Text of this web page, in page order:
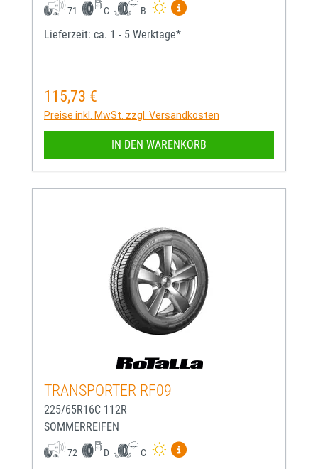
71 C B
Mehr Informationen zum
Lieferzeit: ca. 1 - 5 Werktage*
Regulärer Preis:
115,73 €
Preise inkl. MwSt. zzgl. Versandkosten
IN DEN WARENKORB
TRANSPORTER RF09
225/65R16C 112R
SOMMERREIFEN
72 D C
Mehr Informationen zum